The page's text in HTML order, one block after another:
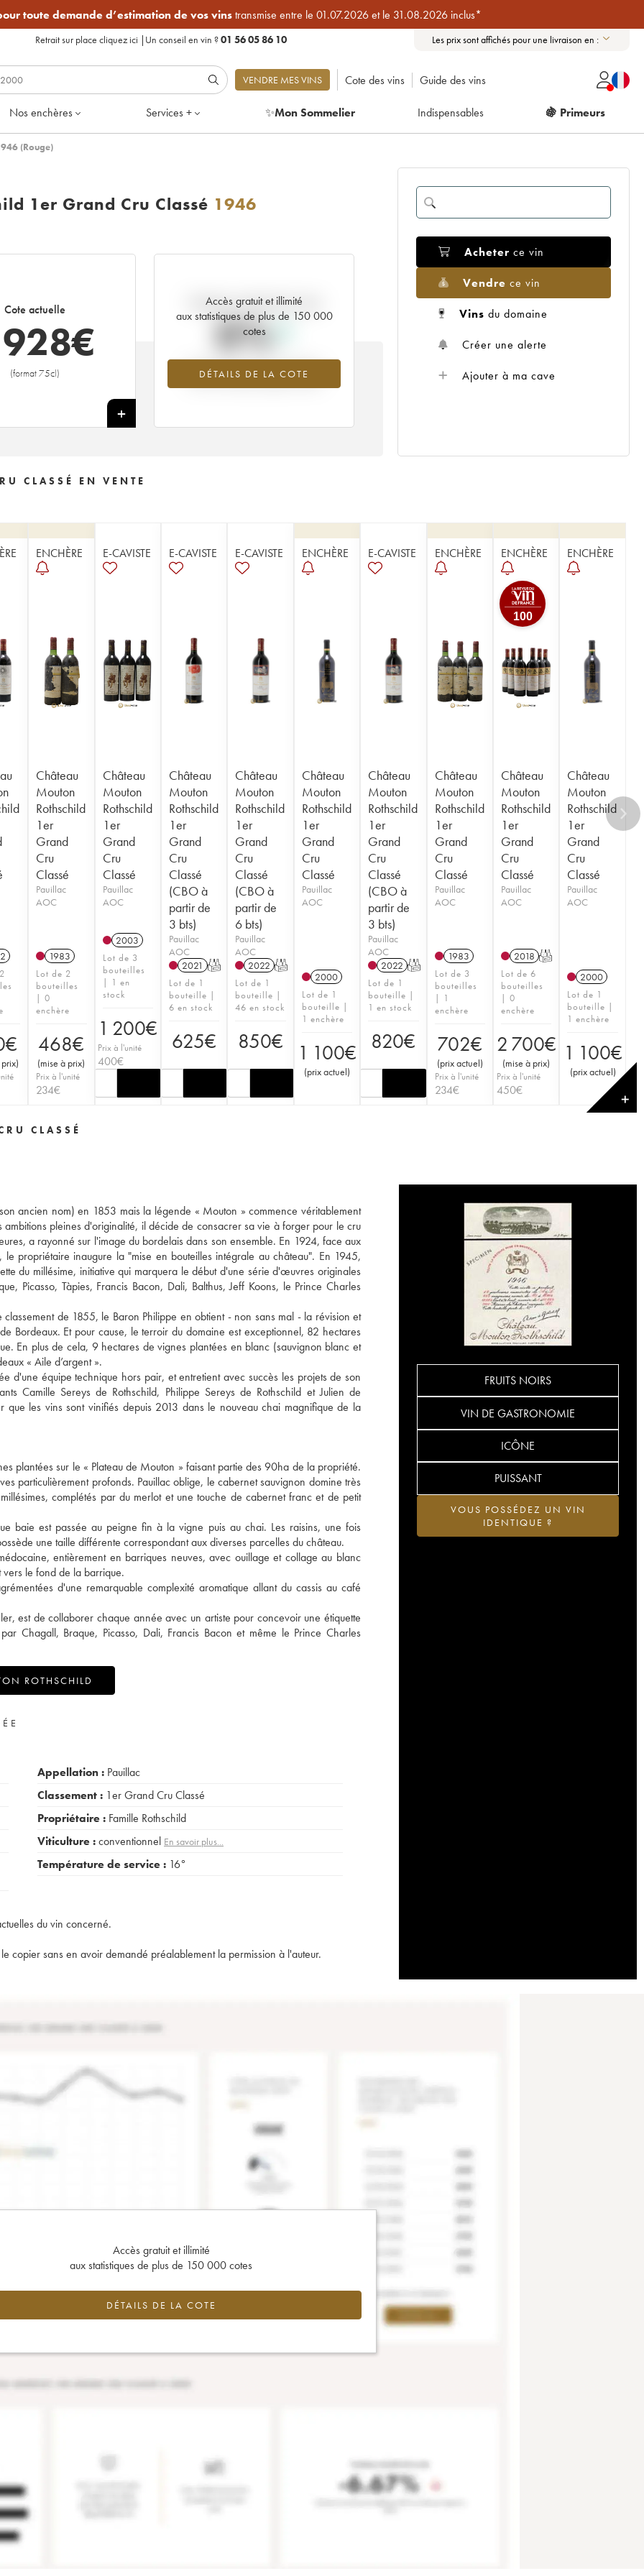
toute demande d’estimation de vos vinstransmise entre le 01.07.2026 et le 31.08.2026 inclus*
Retrait sur place cliquez ici | Un conseil en vin ?01 56 05 86 10 Les prix sont affichés pour une livraison en :
VENDRE MES VINS Cote des vins Guide des vins
Nos enchères Services + ✨Mon Sommelier Indispensables 🍇 Primeurs
(Rouge)
1er Grand Cru Classé 1946
Cote actuelle
928€
(format 75cl)
+
Accès gratuit et illimité
aux statistiques de plus de 150 000
cotes
DÉTAILS DE LA COTE
Tendance actuelle de la cote
0%
Tendance à la hausse du millésime
1946 en 2026 par rapport à 2025
Acheter ce vin
Vendre ce vin
Vins du domaine
Créer une alerte
Ajouter à ma cave
CLASSÉ EN VENTE
€
)
ENCHÈRE
Château
Mouton
Rothschild
1er
Grand
Cru
Classé
Pauillac
AOC
1983
Lot de 2
bouteilles
| 0
enchère
468€
(mise à prix)
Prix à l'unité
234€
E-CAVISTE
Château
Mouton
Rothschild
1er
Grand
Cru
Classé
Pauillac
AOC
2003
Lot de 3
bouteilles
| 1 en
stock
1 200€
Prix à l'unité
400€
E-CAVISTE
Château
Mouton
Rothschild
1er
Grand
Cru
Classé
(CBO à
partir de
3 bts)
Pauillac
AOC
2021 T
Lot de 1
bouteille |
6 en stock
625€
E-CAVISTE
Château
Mouton
Rothschild
1er
Grand
Cru
Classé
(CBO à
partir de
6 bts)
Pauillac
AOC
2022 T
Lot de 1
bouteille |
46 en stock
850€
ENCHÈRE
Château
Mouton
Rothschild
1er
Grand
Cru
Classé
Pauillac
AOC
2000
Lot de 1
bouteille |
1 enchère
1 100€
(prix actuel)
E-CAVISTE
Château
Mouton
Rothschild
1er
Grand
Cru
Classé
(CBO à
partir de
3 bts)
Pauillac
AOC
2022 T
Lot de 1
bouteille |
1 en stock
820€
ENCHÈRE
Château
Mouton
Rothschild
1er
Grand
Cru
Classé
Pauillac
AOC
1983
Lot de 3
bouteilles
| 1
enchère
702€
(prix actuel)
Prix à l'unité
234€
ENCHÈRE
100
Château
Mouton
Rothschild
1er
Grand
Cru
Classé
Pauillac
AOC
2018 T
Lot de 6
bouteilles
| 0
enchère
2 700€
(mise à prix)
Prix à l'unité
450€
ENCHÈRE
Château
Mouton
Rothschild
1er
Grand
Cru
Classé
Pauillac
AOC
2000
Lot de 1
bouteille |
1 enchère
1 100€
(prix actuel)
✕
CLASSÉ
ancien nom) en 1853 mais la légende « Mouton » commence véritablement
pleines d'originalité, il décide de consacrer sa vie à forger pour le cru
a rayonné sur l'image du bordelais dans son ensemble. En 1924, face aux
propriétaire inaugure la "mise en bouteilles intégrale au château". En 1945,
du millésime, initiative qui marquera le début d'une série d'œuvres originales
Picasso, Tàpies, Francis Bacon, Dali, Balthus, Jeff Koons, le Prince Charles
de 1855, le Baron Philippe en obtient - non sans mal - la révision et
Bordeaux. Et pour cause, le terroir du domaine est exceptionnel, 82 hectares
En plus de cela, 9 hectares de vignes plantées en blanc (sauvignon blanc et
« Aile d’argent ».
équipe technique hors pair, et entretient avec succès les projets de son
Camille Sereys de Rothschild, Philippe Sereys de Rothschild et Julien de
les vins sont vinifiés depuis 2013 dans le nouveau chai magnifique de la
plantées sur le « Plateau de Mouton » faisant partie des 90ha de la propriété.
particulièrement profonds. Pauillac oblige, le cabernet sauvignon domine très
complétés par du merlot et une touche de cabernet franc et de petit
baie est passée au peigne fin à la vigne puis au chai. Les raisins, une fois
une taille différente correspondant aux diverses parcelles du château.
entièrement en barriques neuves, avec ouillage et collage au blanc
le fond de la barrique.
d'une remarquable complexité aromatique allant du cassis au café
est de collaborer chaque année avec un artiste pour concevoir une étiquette
Chagall, Braque, Picasso, Dali, Francis Bacon et même le Prince Charles
ROTHSCHILD
FRUITS NOIRS
VIN DE GASTRONOMIE
ICÔNE
PUISSANT
VOUS POSSÉDEZ UN VIN
IDENTIQUE ?
Appellation : Pauillac
Classement : 1er Grand Cru Classé
Propriétaire : Famille Rothschild
Viticulture :conventionnel En savoir plus...
Température de service : 16°
du vin concerné.
copier sans en avoir demandé préalablement la permission à l'auteur.
Accès gratuit et illimité
aux statistiques de plus de 150 000 cotes
DÉTAILS DE LA COTE